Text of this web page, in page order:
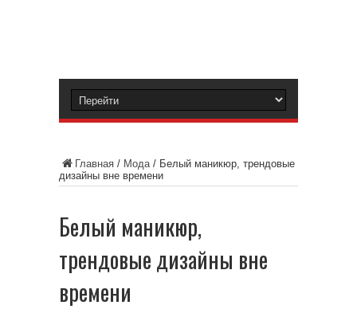
Главная / Мода/ Белый маникюр, трендовые
дизайны вне времени
Белый маникюр,
трендовые дизайны вне
времени